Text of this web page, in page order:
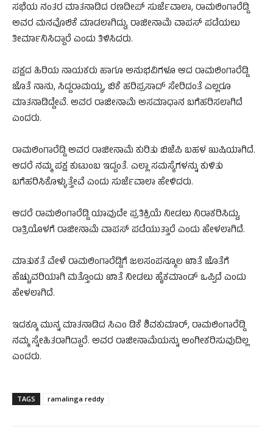
ಸಭೆಯ ನಂತರ ಮಾತನಾಡಿದ ರಣದೀಪ್ ಸುರ್ಜೆವಾಲಾ, ರಾಮಲಿಂಗಾರೆಡ್ಡಿ
ಅವರ ಮನವೊಲಿಕೆ ಮಾಡಲಾಗಿದ್ದು, ರಾಜೀನಾಮೆ ವಾಪಸ್ ಪಡೆಯಲು
ತೀರ್ಮಾನಿಸಿದ್ದಾರೆ ಎಂದು ತಿಳಿಸಿದರು.
ಪಕ್ಷದ ಹಿರಿಯ ನಾಯಕರು ಹಾಗೂ ಅನುಭವಿಗಳೂ ಆದ ರಾಮಲಿಂಗಾರೆಡ್ಡಿ
ಜೊತೆ ನಾನು, ಸಿದ್ದರಾಮಯ್ಯ, ಬಿಕೆ ಹರಿಪ್ರಸಾದ್ ಸೇರಿದಂತೆ ಎಲ್ಲರೂ
ಮಾತನಾಡಿದ್ದೇವೆ. ಅವರ ರಾಜೀನಾಮೆ ಅಸಮಾಧಾನ ಬಗೆಹರಿಸಲಾಗಿದೆ
ಎಂದರು.
ರಾಮಲಿಂಗಾರೆಡ್ಡಿ ಅವರ ರಾಜೀನಾಮೆ ಕುರಿತು ಬಿಜೆಪಿ ಬಹಳ ಖುಷಿಯಾಗಿದೆ.
ಆದರೆ ನಮ್ಮ ಪಕ್ಷ ಕುಟುಂಬ ಇದ್ದಂತೆ. ಎಲ್ಲಾ ಸಮಸ್ಯೆಗಳನ್ನು ಕುಳಿತು
ಬಗೆಹರಿಸಿಕೊಳ್ಳುತ್ತೇವೆ ಎಂದು ಸುರ್ಜೆವಾಲಾ ಹೇಳಿದರು.
ಆದರೆ ರಾಮಲಿಂಗಾರೆಡ್ಡಿ ಯಾವುದೇ ಪ್ರತಿಕ್ರಿಯೆ ನೀಡಲು ನಿರಾಕರಿಸಿದ್ದು,
ರಾತ್ರಿಯೊಳಗೆ ರಾಜೀನಾಮೆ ವಾಪಸ್ ಪಡೆಯುತ್ತಾರೆ ಎಂದು ಹೇಳಲಾಗಿದೆ.
ಮಾತುಕತೆ ವೇಳೆ ರಾಮಲಿಂಗಾರೆಡ್ಡಿಗೆ ಜಲಸಂಪನ್ಮೂಲ ಖಾತೆ ಜೊತೆಗೆ
ಹೆಚ್ಚುವರಿಯಾಗಿ ಮತ್ತೊಂದು ಖಾತೆ ನೀಡಲು ಹೈಕಮಾಂಡ್ ಒಪ್ಪಿದೆ ಎಂದು
ಹೇಳಲಾಗಿದೆ.
ಇದಕ್ಕೂ ಮುನ್ನ ಮಾತನಾಡಿದ ಸಿಎಂ ಡಿಕೆ ಶಿವಕುಮಾರ್, ರಾಮಲಿಂಗಾರೆಡ್ಡಿ
ನಮ್ಮ ಸ್ನೇಹಿತರಾಗಿದ್ದಾರೆ. ಅವರ ರಾಜೀನಾಮೆಯನ್ನು ಅಂಗೀಕರಿಸುವುದಿಲ್ಲ
ಎಂದರು.
TAGS ramalinga reddy